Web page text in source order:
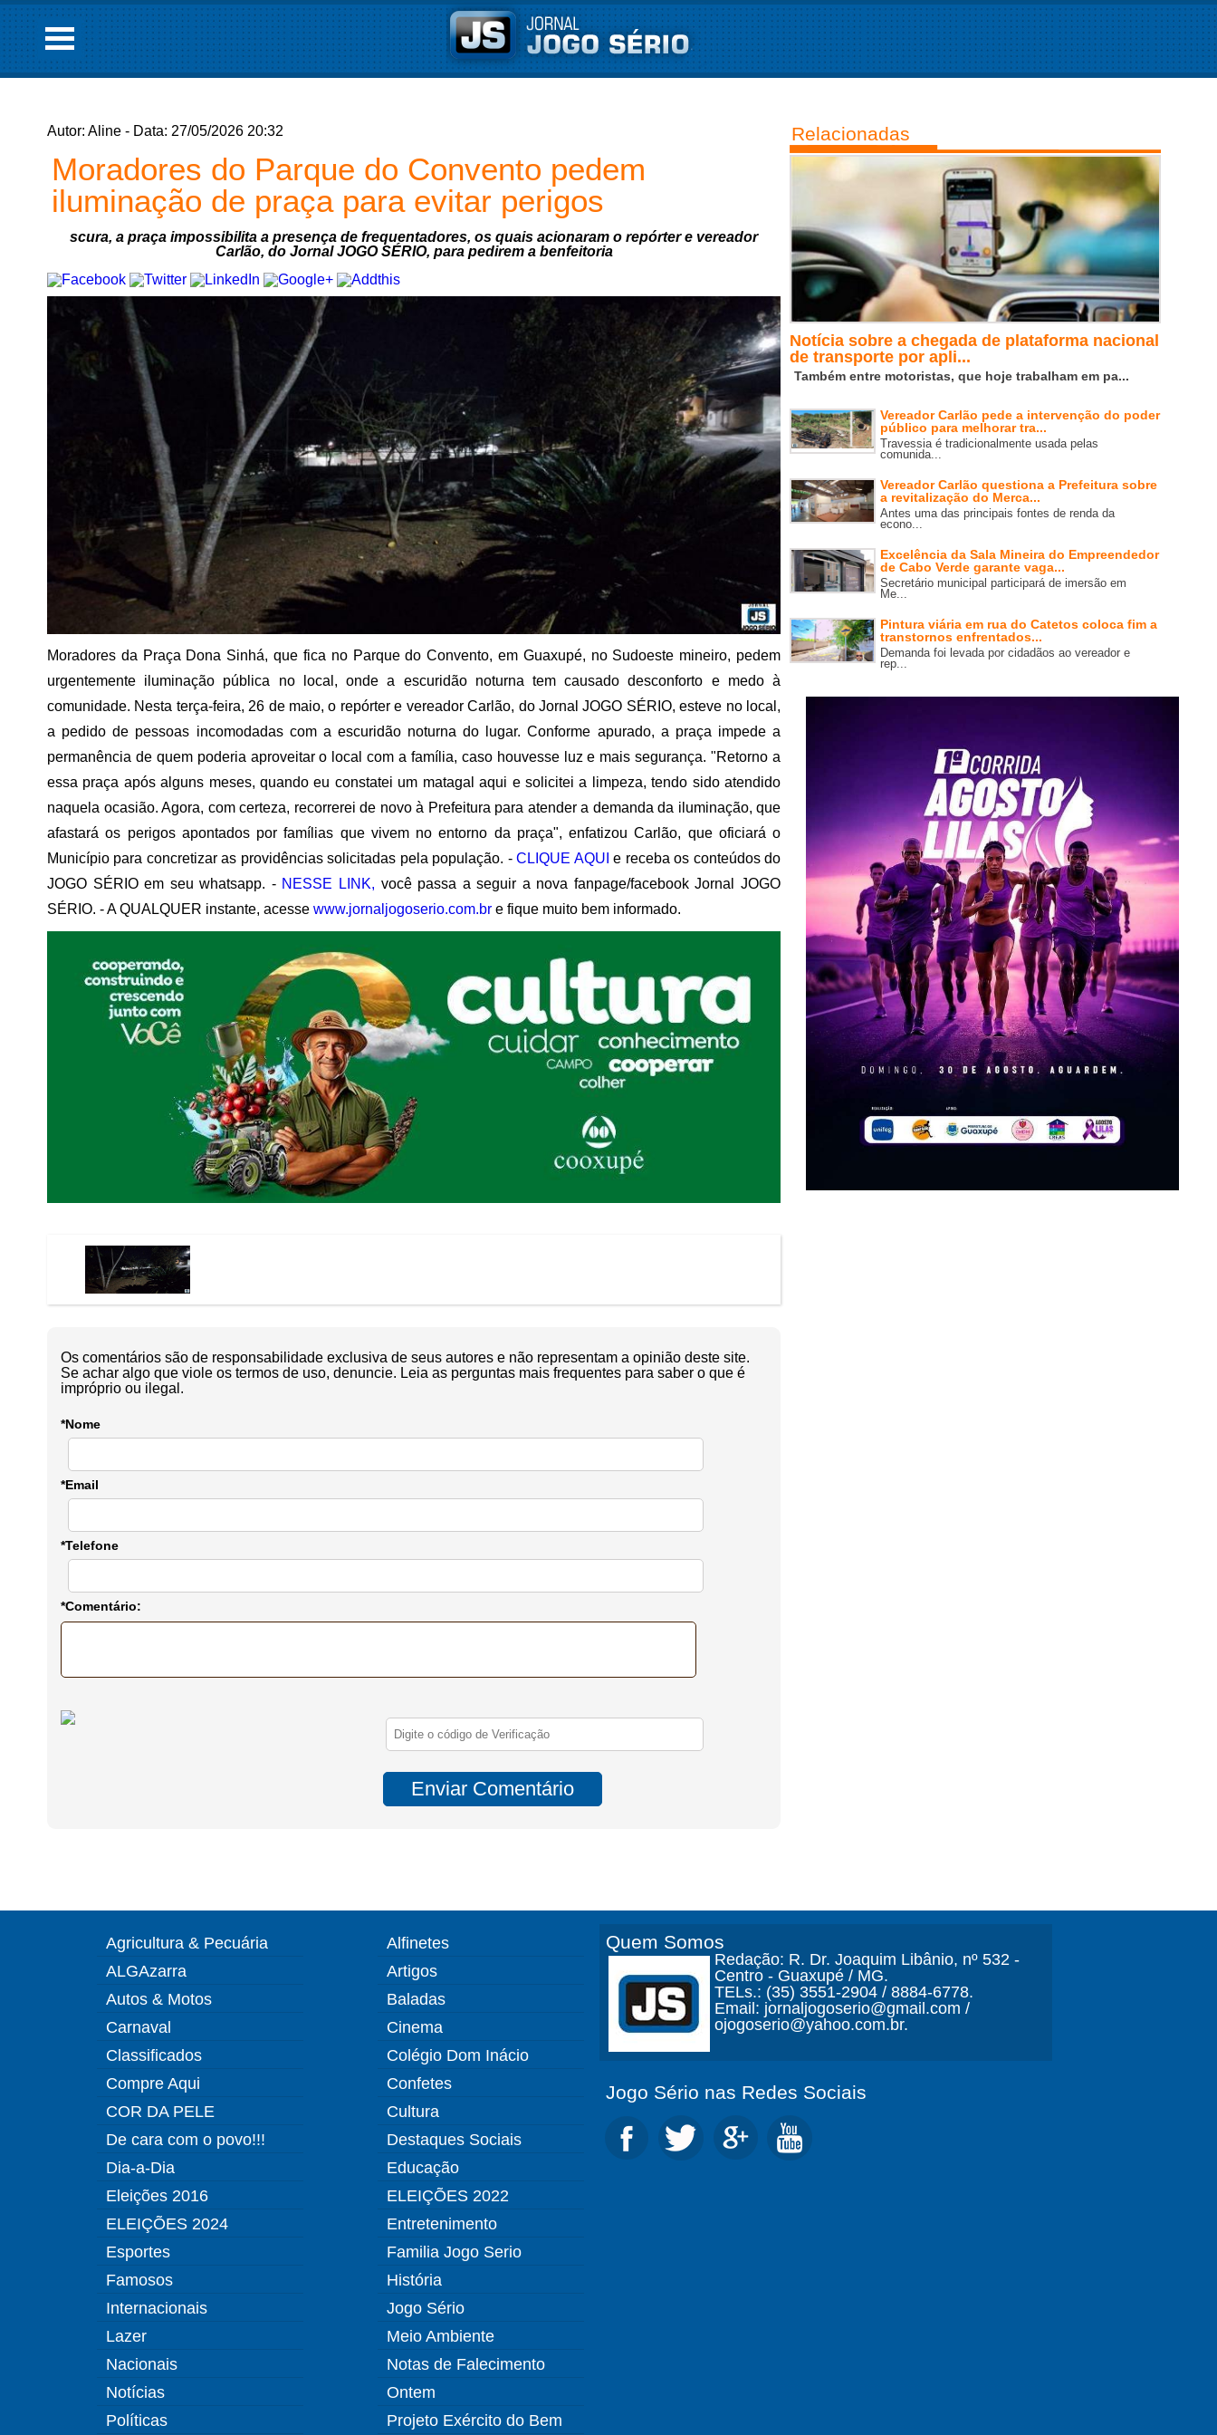
Autor: Aline - Data: 27/05/2026 20:32
Moradores do Parque do Convento pedem
iluminação de praça para evitar perigos
scura, a praça impossibilita a presença de frequentadores, os quais acionaram o repórter e vereador
Carlão, do Jornal JOGO SÉRIO, para pedirem a benfeitoria
Moradores da Praça Dona Sinhá, que fica no Parque do Convento, em Guaxupé, no Sudoeste mineiro, pedem
urgentemente iluminação pública no local, onde a escuridão noturna tem causado desconforto e medo à
comunidade. Nesta terça-feira, 26 de maio, o repórter e vereador Carlão, do Jornal JOGO SÉRIO, esteve no local,
a pedido de pessoas incomodadas com a escuridão noturna do lugar. Conforme apurado, a praça impede a
permanência de quem poderia aproveitar o local com a família, caso houvesse luz e mais segurança. "Retorno a
essa praça após alguns meses, quando eu constatei um matagal aqui e solicitei a limpeza, tendo sido atendido
naquela ocasião. Agora, com certeza, recorrerei de novo à Prefeitura para atender a demanda da iluminação, que
afastará os perigos apontados por famílias que vivem no entorno da praça", enfatizou Carlão, que oficiará o
Município para concretizar as providências solicitadas pela população. -CLIQUE AQUI e receba os conteúdos do
JOGO SÉRIO em seu whatsapp. - NESSE LINK, você passa a seguir a nova fanpage/facebook Jornal JOGO
SÉRIO. - A QUALQUER instante, acesse www.jornaljogoserio.com.br e fique muito bem informado.
Os comentários são de responsabilidade exclusiva de seus autores e não representam a opinião deste site.
Se achar algo que viole os termos de uso, denuncie. Leia as perguntas mais frequentes para saber o que é
impróprio ou ilegal.
*Nome
*Email
*Telefone
*Comentário:
Relacionadas
Notícia sobre a chegada de plataforma nacional
de transporte por apli...
Também entre motoristas, que hoje trabalham em pa...
Vereador Carlão pede a intervenção do poder
público para melhorar tra...
Travessia é tradicionalmente usada pelas
comunida...
Vereador Carlão questiona a Prefeitura sobre
a revitalização do Merca...
Antes uma das principais fontes de renda da
econo...
Excelência da Sala Mineira do Empreendedor
de Cabo Verde garante vaga...
Secretário municipal participará de imersão em
Me...
Pintura viária em rua do Catetos coloca fim a
transtornos enfrentados...
Demanda foi levada por cidadãos ao vereador e
rep...
Agricultura & Pecuária
ALGAzarra
Autos & Motos
Carnaval
Classificados
Compre Aqui
COR DA PELE
De cara com o povo!!!
Dia-a-Dia
Eleições 2016
ELEIÇÕES 2024
Esportes
Famosos
Internacionais
Lazer
Nacionais
Notícias
Políticas
Alfinetes
Artigos
Baladas
Cinema
Colégio Dom Inácio
Confetes
Cultura
Destaques Sociais
Educação
ELEIÇÕES 2022
Entretenimento
Familia Jogo Serio
História
Jogo Sério
Meio Ambiente
Notas de Falecimento
Ontem
Projeto Exército do Bem
Quem Somos
Redação: R. Dr. Joaquim Libânio, nº 532 -
Centro - Guaxupé / MG.
TELs.: (35) 3551-2904 / 8884-6778.
Email: jornaljogoserio@gmail.com /
ojogoserio@yahoo.com.br.
Jogo Sério nas Redes Sociais